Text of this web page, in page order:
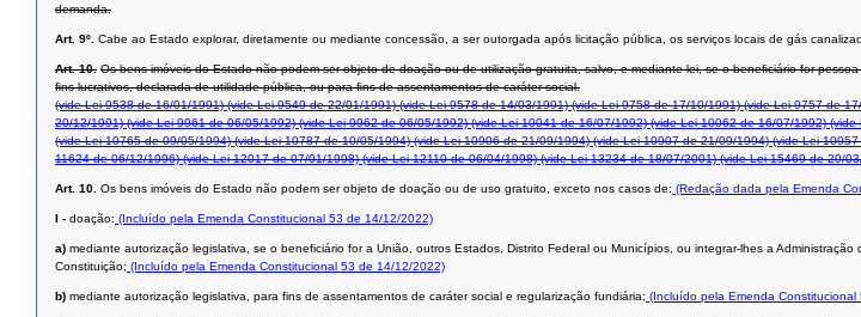
demanda.
Art. 9º. Cabe ao Estado explorar, diretamente ou mediante concessão, a ser outorgada após licitação pública, os serviços locais de gás
Art. 10. Os bens imóveis do Estado não podem ser objeto de doação ou de utilização gratuita, salvo, e mediante lei, se o beneﬁciário for
ﬁns lucrativos, declarada de utilidade pública, ou para ﬁns de assentamentos de caráter social.
(vide Lei 9538 de 16/01/1991)(vide Lei 9549 de 22/01/1991)(vide Lei 9578 de 14/03/1991)(vide Lei 9758 de 17/10/1991)(vide Lei 9757 de
20/12/1991)(vide Lei 9961 de 06/05/1992)(vide Lei 9962 de 06/05/1992)(vide Lei 10041 de 16/07/1992)(vide Lei 10062 de 16/07/1992)(vide
(vide Lei 10765 de 09/05/1994)(vide Lei 10787 de 10/05/1994)(vide Lei 10906 de 21/09/1994)(vide Lei 10907 de 21/09/1994)(vide Lei
11624 de 06/12/1996)(vide Lei 12017 de 07/01/1998)(vide Lei 12110 de 06/04/1998)(vide Lei 13234 de 18/07/2001)(vide Lei 15469 de 29/
Art. 10. Os bens imóveis do Estado não podem ser objeto de doação ou de uso gratuito, exceto nos casos de: (Redação dada pela Emenda
I - doação: (Incluído pela Emenda Constitucional 53 de 14/12/2022)
a) mediante autorização legislativa, se o beneficiário for a União, outros Estados, Distrito Federal ou Municípios, ou integrar-lhes a
Constituição; (Incluído pela Emenda Constitucional 53 de 14/12/2022)
b) mediante autorização legislativa, para fins de assentamentos de caráter social e regularização fundiária; (Incluído pela Emenda